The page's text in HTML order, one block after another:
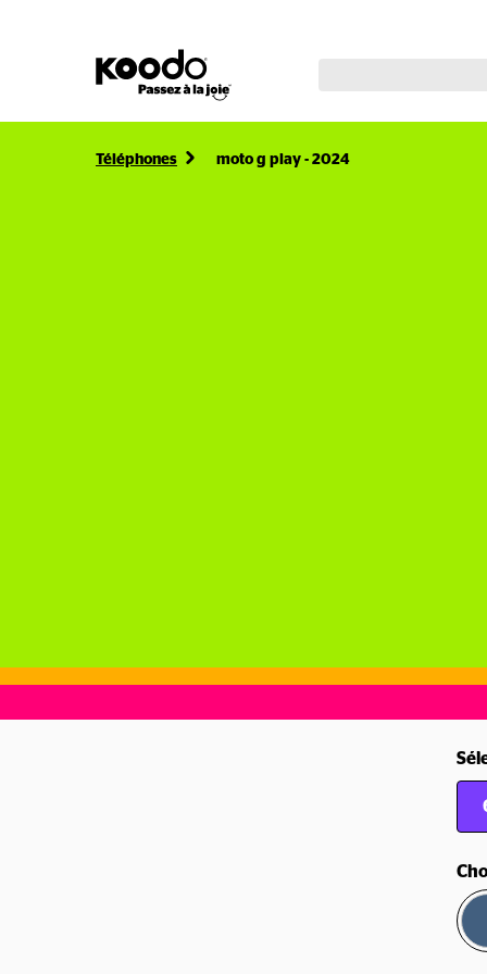
Téléphones moto g play - 2024